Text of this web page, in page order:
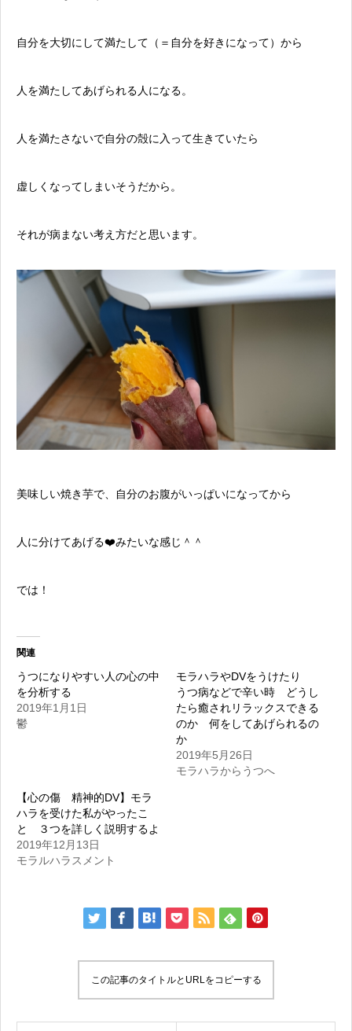
自分を大切にして満たして（＝自分を好きになって）から
人を満たしてあげられる人になる。
人を満たさないで自分の殻に入って生きていたら
虚しくなってしまいそうだから。
それが病まない考え方だと思います。
美味しい焼き芋で、自分のお腹がいっぱいになってから
人に分けてあげる❤️みたいな感じ＾＾
では！
関連
うつになりやすい人の心の中
を分析する
2019年1月1日
鬱
モラハラやDVをうけたり
うつ病などで辛い時 どうし
たら癒されリラックスできる
のか 何をしてあげられるの
か
2019年5月26日
モラハラからうつへ
【心の傷 精神的DV】モラ
ハラを受けた私がやったこ
と ３つを詳しく説明するよ
2019年12月13日
モラルハラスメント
この記事のタイトルとURLをコピーする